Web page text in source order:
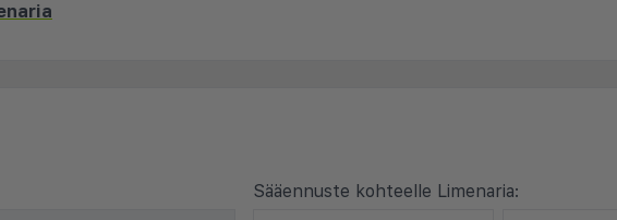
Sääennuste kohteelle Limenaria: